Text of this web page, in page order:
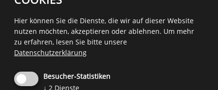
Hier können Sie die Dienste, die wir auf dieser Website
nutzen möchten, akzeptieren oder ablehnen. Um mehr
zu erfahren, lesen Sie bitte unsere
Datenschutzerklärung
Besucher-Statistiken
↓ 2 Dienste